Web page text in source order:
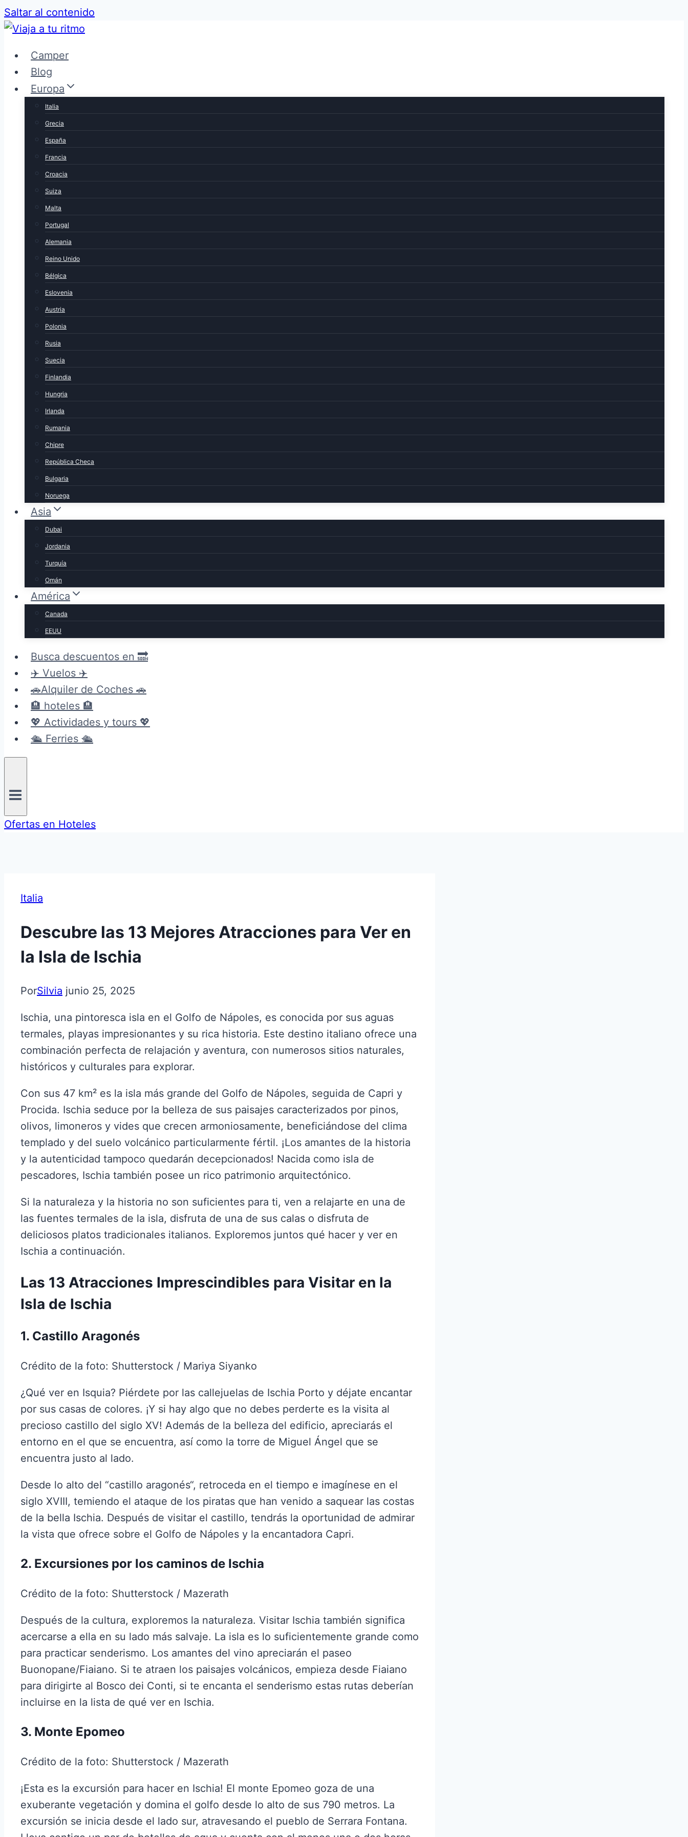
Saltar al contenido
Camper
Blog
Europa
Italia
Grecia
España
Francia
Croacia
Suiza
Malta
Portugal
Alemania
Reino Unido
Bélgica
Eslovenia
Austria
Polonia
Rusia
Suecia
Finlandia
Hungria
Irlanda
Rumania
Chipre
República Checa
Bulgaria
Noruega
Asia
Dubai
Jordania
Turquía
Omán
América
Canada
EEUU
Busca descuentos en 🔜
✈️ Vuelos ✈️
🚗Alquiler de Coches 🚗
🏨 hoteles 🏨
💖 Actividades y tours 💖
🛳️ Ferries 🛳️
Ofertas en Hoteles
Italia
Descubre las 13 Mejores Atracciones para Ver en
la Isla de Ischia
PorSilvia junio 25, 2025
Ischia, una pintoresca isla en el Golfo de Nápoles, es conocida por sus aguas
termales, playas impresionantes y su rica historia. Este destino italiano ofrece una
combinación perfecta de relajación y aventura, con numerosos sitios naturales,
históricos y culturales para explorar.
Con sus 47 km² es la isla más grande del Golfo de Nápoles, seguida de Capri y
Procida. Ischia seduce por la belleza de sus paisajes caracterizados por pinos,
olivos, limoneros y vides que crecen armoniosamente, beneficiándose del clima
templado y del suelo volcánico particularmente fértil. ¡Los amantes de la historia
y la autenticidad tampoco quedarán decepcionados! Nacida como isla de
pescadores, Ischia también posee un rico patrimonio arquitectónico.
Si la naturaleza y la historia no son suficientes para ti, ven a relajarte en una de
las fuentes termales de la isla, disfruta de una de sus calas o disfruta de
deliciosos platos tradicionales italianos. Exploremos juntos qué hacer y ver en
Ischia a continuación.
Las 13 Atracciones Imprescindibles para Visitar en la
Isla de Ischia
1. Castillo Aragonés
Crédito de la foto: Shutterstock / Mariya Siyanko
¿Qué ver en Isquia? Piérdete por las callejuelas de Ischia Porto y déjate encantar
por sus casas de colores. ¡Y si hay algo que no debes perderte es la visita al
precioso castillo del siglo XV! Además de la belleza del edificio, apreciarás el
entorno en el que se encuentra, así como la torre de Miguel Ángel que se
encuentra justo al lado.
Desde lo alto del “castillo aragonés“, retroceda en el tiempo e imagínese en el
siglo XVIII, temiendo el ataque de los piratas que han venido a saquear las costas
de la bella Ischia. Después de visitar el castillo, tendrás la oportunidad de admirar
la vista que ofrece sobre el Golfo de Nápoles y la encantadora Capri.
2. Excursiones por los caminos de Ischia
Crédito de la foto: Shutterstock / Mazerath
Después de la cultura, exploremos la naturaleza. Visitar Ischia también significa
acercarse a ella en su lado más salvaje. La isla es lo suficientemente grande como
para practicar senderismo. Los amantes del vino apreciarán el paseo
Buonopane/Fiaiano. Si te atraen los paisajes volcánicos, empieza desde Fiaiano
para dirigirte al Bosco dei Conti, si te encanta el senderismo estas rutas deberían
incluirse en la lista de qué ver en Ischia.
3. Monte Epomeo
Crédito de la foto: Shutterstock / Mazerath
¡Esta es la excursión para hacer en Ischia! El monte Epomeo goza de una
exuberante vegetación y domina el golfo desde lo alto de sus 790 metros. La
excursión se inicia desde el lado sur, atravesando el pueblo de Serrara Fontana.